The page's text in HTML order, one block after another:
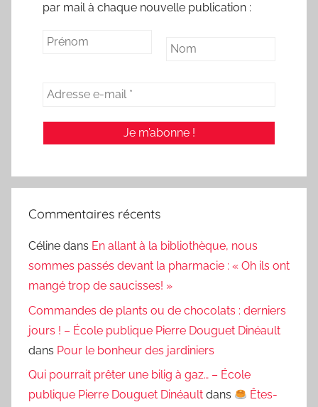
par mail à chaque nouvelle publication :
Commentaires récents
Céline dans En allant à la bibliothèque, nous
sommes passés devant la pharmacie : « Oh ils ont
mangé trop de saucisses! »
Commandes de plants ou de chocolats : derniers
jours ! – École publique Pierre Douguet Dinéault
dans Pour le bonheur des jardiniers
Qui pourrait prêter une bilig à gaz… – École
publique Pierre Douguet Dinéault dans
Êtes-